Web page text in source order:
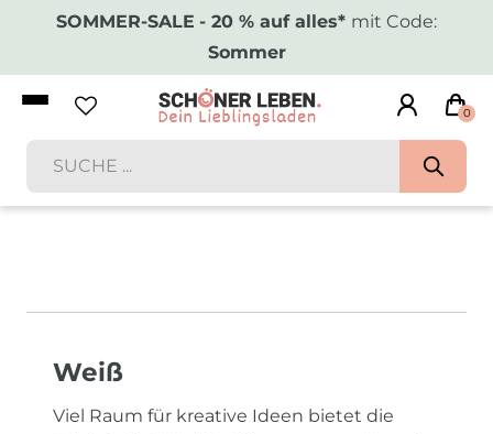
SOMMER-SALE - 20 % auf alles* mit Code:
Sommer
0
Weiß
Viel Raum für kreative Ideen bietet die